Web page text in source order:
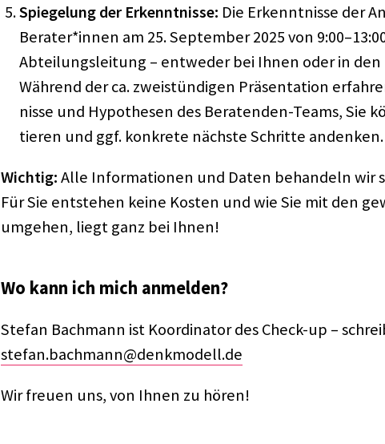
Spie­ge­lung der Erkennt­nisse: Die Erkennt­nisse der
Berater*innen am ​25. Septem­ber 2025 von
Abtei­lungs­lei­tung – entwe­der bei Ihnen oder in
Während der ca. zwei­stün­di­gen Präsen­ta­tion
nisse und Hypo­the­sen des Bera­ten­den-Teams, Sie
tie­ren und ggf. konkrete nächste Schritte andenken.
Wich­tig:Alle Infor­ma­tio­nen und Daten behan­deln wir
Für Sie entste­hen keine Kosten und wie Sie mit den
umge­hen, liegt ganz bei Ihnen!
Wo kann ich mich anmel­den?
Stefan Bach­mann ist Koor­di­na­tor des Check-up –
stefan.bachmann@denkmodell.de
Wir freuen uns, von Ihnen zu hören!